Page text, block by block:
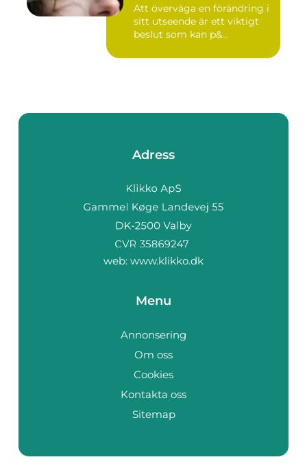
Att överväga en förändring i
sitt utseende är ett viktigt
beslut som kan p&...
Adress
web: www.klikko.dk
Menu
Annonsering
Om oss
Cookies
Kontakta oss
Sitemap